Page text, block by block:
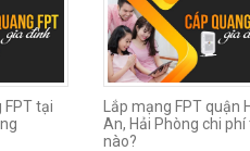
FPT tại
Lắp mạng FPT quận
An, Hải Phòng chi phí
nào?